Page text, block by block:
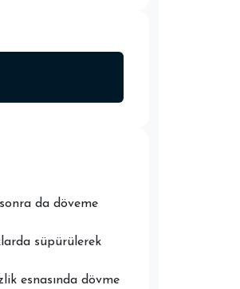
da döveme
süpürülerek
esnasında dövme